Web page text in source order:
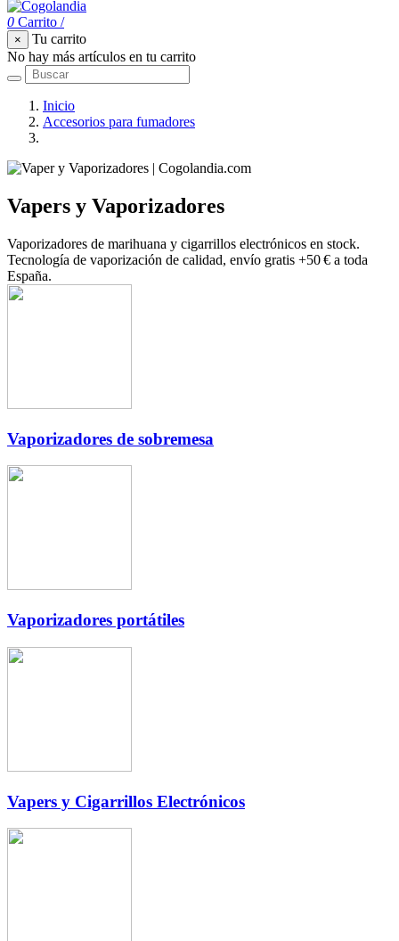
0 Carrito /
×
Tu carrito
No hay más artículos en tu carrito
Inicio
Accesorios para fumadores
Vapers y Vaporizadores
Vaporizadores de marihuana y cigarrillos electrónicos en stock.
Tecnología de vaporización de calidad, envío gratis +50 € a toda
España.
Vaporizadores de sobremesa
Vaporizadores portátiles
Vapers y Cigarrillos Electrónicos